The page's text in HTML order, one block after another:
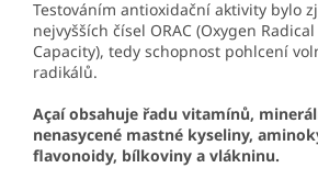
Testováním antioxidační aktivity bylo
nejvyšších čísel ORAC (Oxygen
Capacity), tedy schopnost pohlcení
radikálů.
Açaí obsahuje řadu vitamínů,
nenasycené mastné kyseliny,
flavonoidy, bílkoviny a vlákninu.